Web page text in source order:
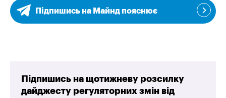
Підпишись на Майнд пояснює
Підпишись на щотижневу розсилку
дайджесту регуляторних змін від